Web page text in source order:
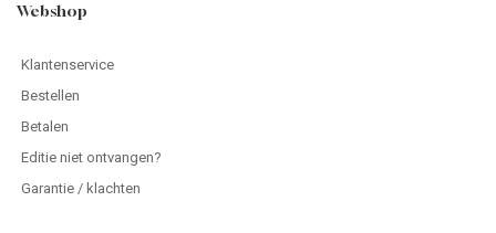
Webshop
Klantenservice
Bestellen
Betalen
Editie niet ontvangen?
Garantie / klachten